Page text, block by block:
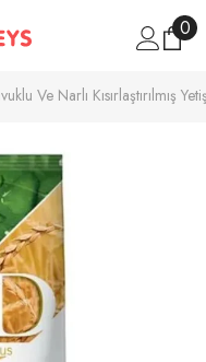
00
Ve Narlı Kısırlaştırılmış